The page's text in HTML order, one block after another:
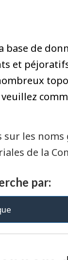
base de
et
sur les
de la
par: